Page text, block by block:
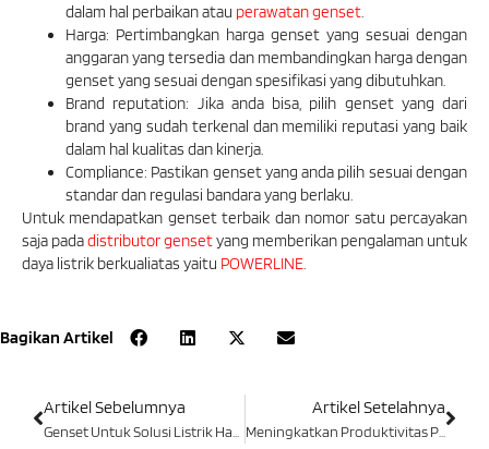
dalam hal perbaikan atau perawatan genset.
Harga: Pertimbangkan harga genset yang sesuai dengan
anggaran yang tersedia dan membandingkan harga dengan
genset yang sesuai dengan spesifikasi yang dibutuhkan.
Brand reputation: Jika anda bisa, pilih genset yang dari
brand yang sudah terkenal dan memiliki reputasi yang baik
dalam hal kualitas dan kinerja.
Compliance: Pastikan genset yang anda pilih sesuai dengan
standar dan regulasi bandara yang berlaku.
Untuk mendapatkan genset terbaik dan nomor satu percayakan
saja padadistributor gensetyang memberikan pengalaman untuk
daya listrik berkualiatas yaitu POWERLINE.
Bagikan Artikel
Artikel Sebelumnya Artikel Setelahnya
Meningkatkan Produktivitas Pabrik Roti Dengan Genset Yang Tepat